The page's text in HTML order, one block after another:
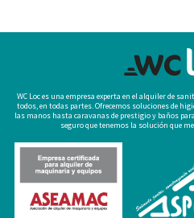
WC Loc es una empresa experta en el alquiler de
todos, en todas partes. Ofrecemos soluciones de
las manos hasta caravanas de prestigio y baños
seguro que tenemos la solución que